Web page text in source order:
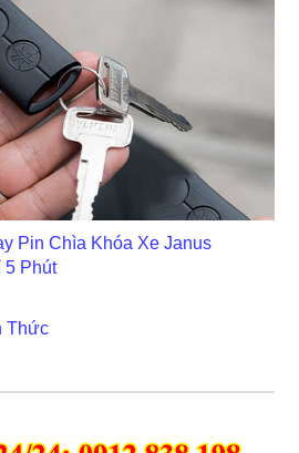
Pin Chìa Khóa Xe Janus
5 Phút
Thức